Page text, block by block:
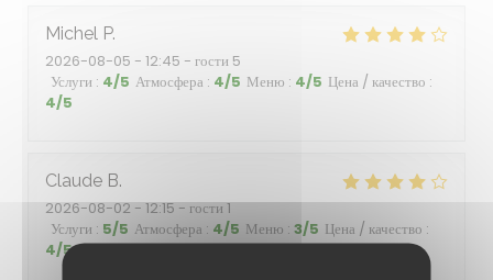
Michel P
2026-08-05 - 12:45 - гости 5
Услуги : 4/5 Атмосфера : 4/5 Меню : 4/5 Цена / качество :
4/5
Claude B
2026-08-02- 12:15 - гости 1
Услуги : 5/5 Атмосфера : 4/5 Меню : 3/5 Цена / качество :
4/5